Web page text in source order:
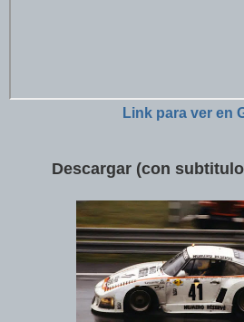
Link para ver en
Descargar (con